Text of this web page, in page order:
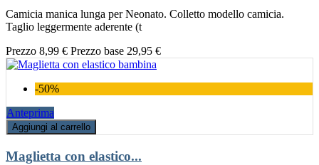
Camicia manica lunga per Neonato. Colletto modello camicia.
Taglio leggermente aderente (t
Prezzo 8,99 € Prezzo base 29,95 €
-50%
Anteprima
Aggiungi al carrello
Maglietta con elastico...